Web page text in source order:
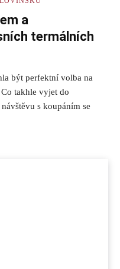
a
termálních
být perfektní volba na
takhle vyjet do
s koupáním se